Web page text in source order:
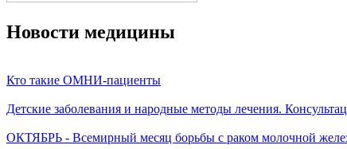
Новости медицины
Кто такие ОМНИ-пациенты
Детские заболевания и народные методы лечения.
ОКТЯБРЬ - Всемирный месяц борьбы с раком молочной